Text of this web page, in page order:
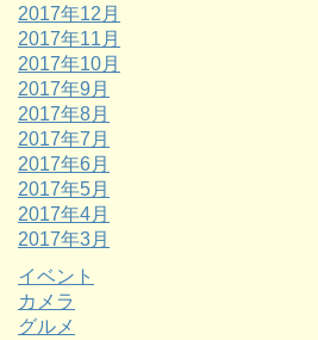
2017年12月
2017年11月
2017年10月
2017年9月
2017年8月
2017年7月
2017年6月
2017年5月
2017年4月
2017年3月
イベント
カメラ
グルメ